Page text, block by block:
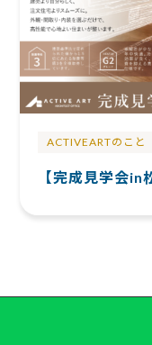
ACTIVEARTのこと
【完成見学会in